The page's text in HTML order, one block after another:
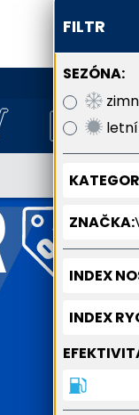
FILTR
SEZÓNA:
letní
ZNAČKA:
INDEX
INDEX